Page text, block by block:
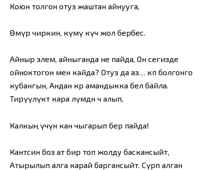
Коюн толгон отуз жаштан айнууга,
Өмүр чиркин, өкүмү күч жол бербес.
Айныр элем, айныганда не пайда, Он сегизде
ойноктогон мен кайда? Отуз да аз… көп болгонго
кубангын, Андан көрө амандыкка бел байла.
Тирүүлүктө кара өлүмдөн өч алып,
Калкың үчүн кан чыгарып бер пайда!
Кантсин боз ат бир топ жолду баскансыйт,
Атырылып алга карай баргансыйт. Сүрөп алган